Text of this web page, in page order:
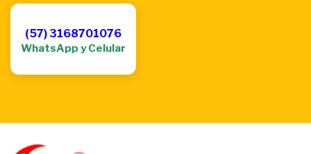
(57) 3168701076
WhatsApp y Celular